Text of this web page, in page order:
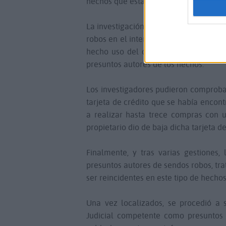
La investigación se iniciaba a
robos en el interior de vehículos por
hecho uso del coche, apareciendo
presuntos autores de los hechos.
Los investigadores pudieron
tarjeta de crédito que se había
a realizar hasta trece compras con
propietario dio de baja dicha tarjeta
Finalmente, y tras varias
presuntos autores de sendos robos,
ser reincidentes en este tipo de hechos.
Una vez localizados, se procedió a
Judicial competente como